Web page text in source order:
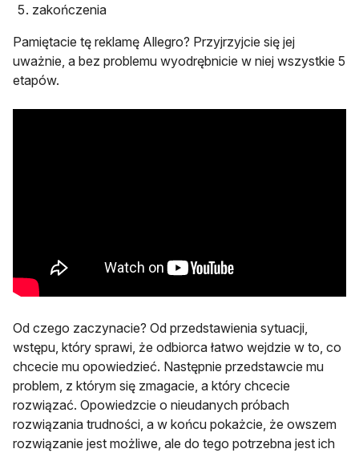
zakończenia
Pamiętacie tę reklamę Allegro? Przyjrzyjcie się jej
uważnie, a bez problemu wyodrębnicie w niej wszystkie 5
etapów.
Od czego zaczynacie? Od przedstawienia sytuacji,
wstępu, który sprawi, że odbiorca łatwo wejdzie w to, co
chcecie mu opowiedzieć. Następnie przedstawcie mu
problem, z którym się zmagacie, a który chcecie
rozwiązać. Opowiedzcie o nieudanych próbach
rozwiązania trudności, a w końcu pokażcie, że owszem
rozwiązanie jest możliwe, ale do tego potrzebna jest ich